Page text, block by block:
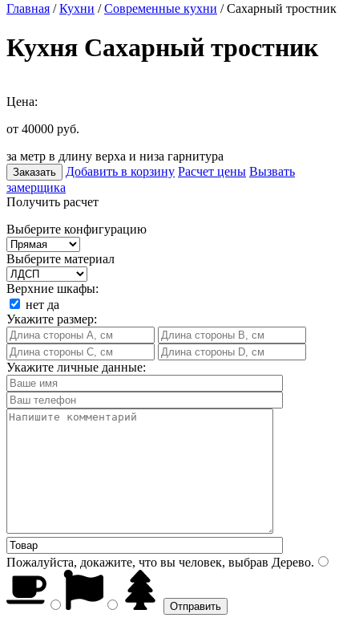
Главная /Кухни /Современные кухни / Сахарный тростник
Кухня Сахарный тростник
Цена:
от 40000 руб.
за метр в длину верха и низа гарнитура
Заказать Добавить в корзину Расчет цены Вызвать
замерщика
Получить расчет
Выберите конфигурацию
Выберите материал
Верхние шкафы:
нет да
Укажите размер:
Укажите личные данные:
Пожалуйста, докажите, что вы человек, выбрав Дерево.